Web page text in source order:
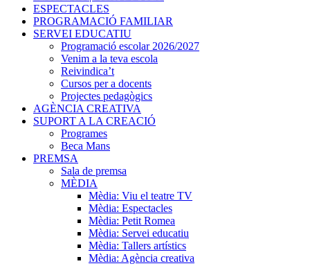
ESPECTACLES
PROGRAMACIÓ FAMILIAR
SERVEI EDUCATIU
Programació escolar 2026/2027
Venim a la teva escola
Reivindica’t
Cursos per a docents
Projectes pedagògics
AGÈNCIA CREATIVA
SUPORT A LA CREACIÓ
Programes
Beca Mans
PREMSA
Sala de premsa
MÈDIA
Mèdia: Viu el teatre TV
Mèdia: Espectacles
Mèdia: Petit Romea
Mèdia: Servei educatiu
Mèdia: Tallers artístics
Mèdia: Agència creativa